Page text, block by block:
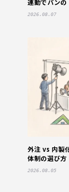
連動でパン
2026.08.07
外注 vs 内製
体制の選び方
2026.08.05